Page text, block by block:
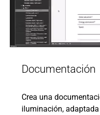
Documentación
Crea una
iluminación,